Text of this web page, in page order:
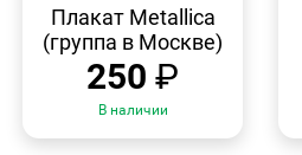
ПРОСМОТР
Плакат Metallica
(группа в Москве)
250 ₽
В наличии